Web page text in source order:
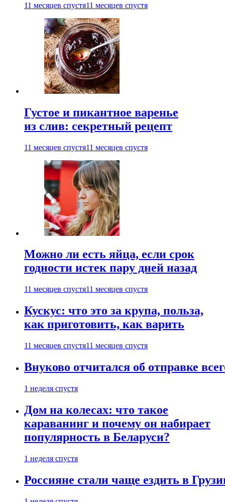
11 месяцев спустя11 месяцев спустя
Густое и пикантное варенье
из слив: секретный рецепт
11 месяцев спустя11 месяцев спустя
Можно ли есть яйца, если срок
годности истек пару дней назад
11 месяцев спустя11 месяцев спустя
Кускус: что это за крупа, польза,
как приготовить, как варить
11 месяцев спустя11 месяцев спустя
Внуково отчитался об отправке
1 неделя спустя
Дом на колесах: что такое
караванинг и почему он набирает
популярность в Беларуси?
1 неделя спустя
Россияне стали чаще ездить в